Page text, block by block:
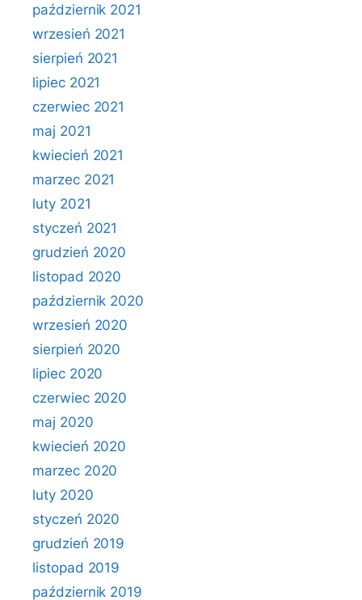
październik 2021
wrzesień 2021
sierpień 2021
lipiec 2021
czerwiec 2021
maj 2021
kwiecień 2021
marzec 2021
luty 2021
styczeń 2021
grudzień 2020
listopad 2020
październik 2020
wrzesień 2020
sierpień 2020
lipiec 2020
czerwiec 2020
maj 2020
kwiecień 2020
marzec 2020
luty 2020
styczeń 2020
grudzień 2019
listopad 2019
październik 2019